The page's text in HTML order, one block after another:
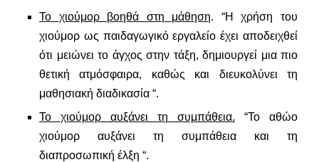
Το χιούμορ βοηθά στη μάθηση. “Η χρήση του
χιούμορ ως παιδαγωγικό εργαλείο έχει αποδειχθεί
ότι μειώνει το άγχος στην τάξη, δημιουργεί μια πιο
θετική ατμόσφαιρα, καθώς και διευκολύνει τη
μαθησιακή διαδικασία “.
Το χιούμορ αυξάνει τη συμπάθεια. “Το αθώο
χιούμορ αυξάνει τη συμπάθεια και τη
διαπροσωπική έλξη “.